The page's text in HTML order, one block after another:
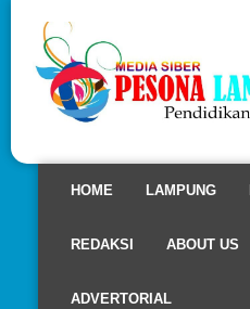
HOME LAMPUNG
REDAKSI ABOUT US
ADVERTORIAL